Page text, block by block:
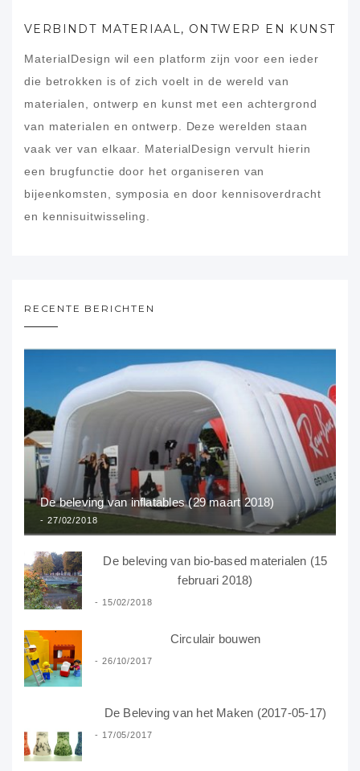
VERBINDT MATERIAAL, ONTWERP EN KUNST
MaterialDesign wil een platform zijn voor een ieder
die betrokken is of zich voelt in de wereld van
materialen, ontwerp en kunst met een achtergrond
van materialen en ontwerp. Deze werelden staan
vaak ver van elkaar. MaterialDesign vervult hierin
een brugfunctie door het organiseren van
bijeenkomsten, symposia en door kennisoverdracht
en kennisuitwisseling.
RECENTE BERICHTEN
De beleving van inflatables (29 maart 2018)
27/02/2018
De beleving van bio-based materialen (15
februari 2018)
15/02/2018
Circulair bouwen
26/10/2017
De Beleving van het Maken (2017-05-17)
17/05/2017